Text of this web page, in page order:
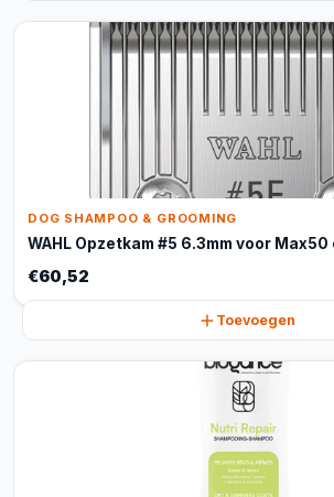
DOG SHAMPOO & GROOMING
WAHL Opzetkam #5 6.3mm voor Max50
€60,52
Toevoegen